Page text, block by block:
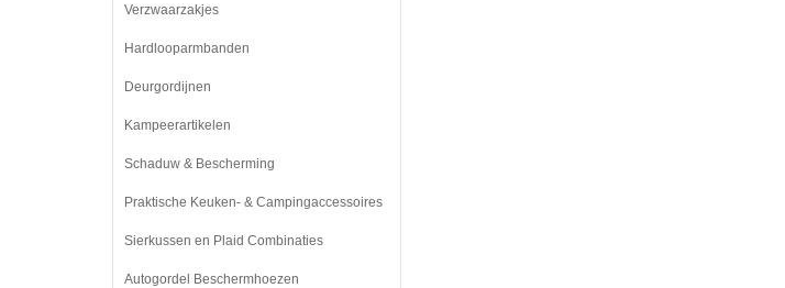
Verzwaarzakjes
Hardlooparmbanden
Deurgordijnen
Kampeerartikelen
Schaduw & Bescherming
Praktische Keuken- & Campingaccessoires
Sierkussen en Plaid Combinaties
Autogordel Beschermhoezen